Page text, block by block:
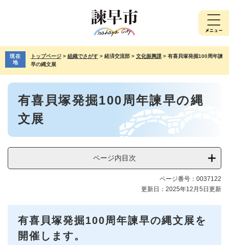
先
で
を
ば
現在
地
トップページ > 組織でさがす > 経済交流部 > 文化振興課 > 有喜貝塚発掘100周年諫
早の縄文展
本
有喜貝塚発掘100周年諫早の縄
文展
ページ内目次
ページ番号：0037122
更新日：2025年12月5日更新
有喜貝塚発掘100周年諫早の縄文展を
開催します。​